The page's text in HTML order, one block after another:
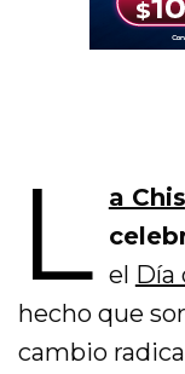
L a
el Día
hecho que
cambio